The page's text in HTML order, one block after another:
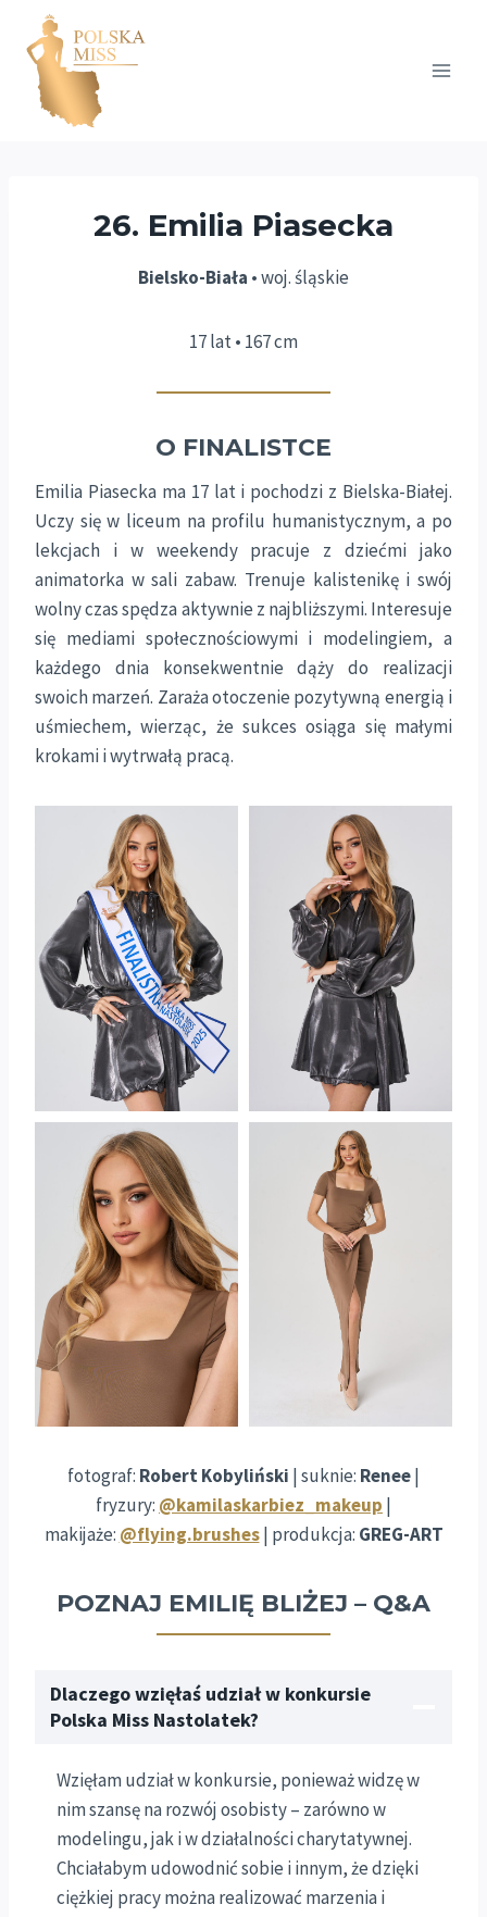
Przejdź
treści
26. Emilia Piasecka
Bielsko-Biała • woj. śląskie
17 lat • 167 cm
O FINALISTCE
Emilia Piasecka ma 17 lat i pochodzi z Bielska-Białej.
Uczy się w liceum na profilu humanistycznym, a po
lekcjach i w weekendy pracuje z dziećmi jako
animatorka w sali zabaw. Trenuje kalistenikę i swój
wolny czas spędza aktywnie z najbliższymi. Interesuje
się mediami społecznościowymi i modelingiem, a
każdego dnia konsekwentnie dąży do realizacji
swoich marzeń. Zaraża otoczenie pozytywną energią i
uśmiechem, wierząc, że sukces osiąga się małymi
krokami i wytrwałą pracą.
fotograf: Robert Kobyliński | suknie: Renee|
fryzury: @kamilaskarbiez_makeup |
makijaże: @flying.brushes| produkcja: GREG-ART
POZNAJ EMILIĘ BLIŻEJ – Q&A
Dlaczego wzięłaś udział w konkursie
Polska Miss Nastolatek?
Wzięłam udział w konkursie, ponieważ widzę w
nim szansę na rozwój osobisty – zarówno w
modelingu, jak i w działalności charytatywnej.
Chciałabym udowodnić sobie i innym, że dzięki
ciężkiej pracy można realizować marzenia i